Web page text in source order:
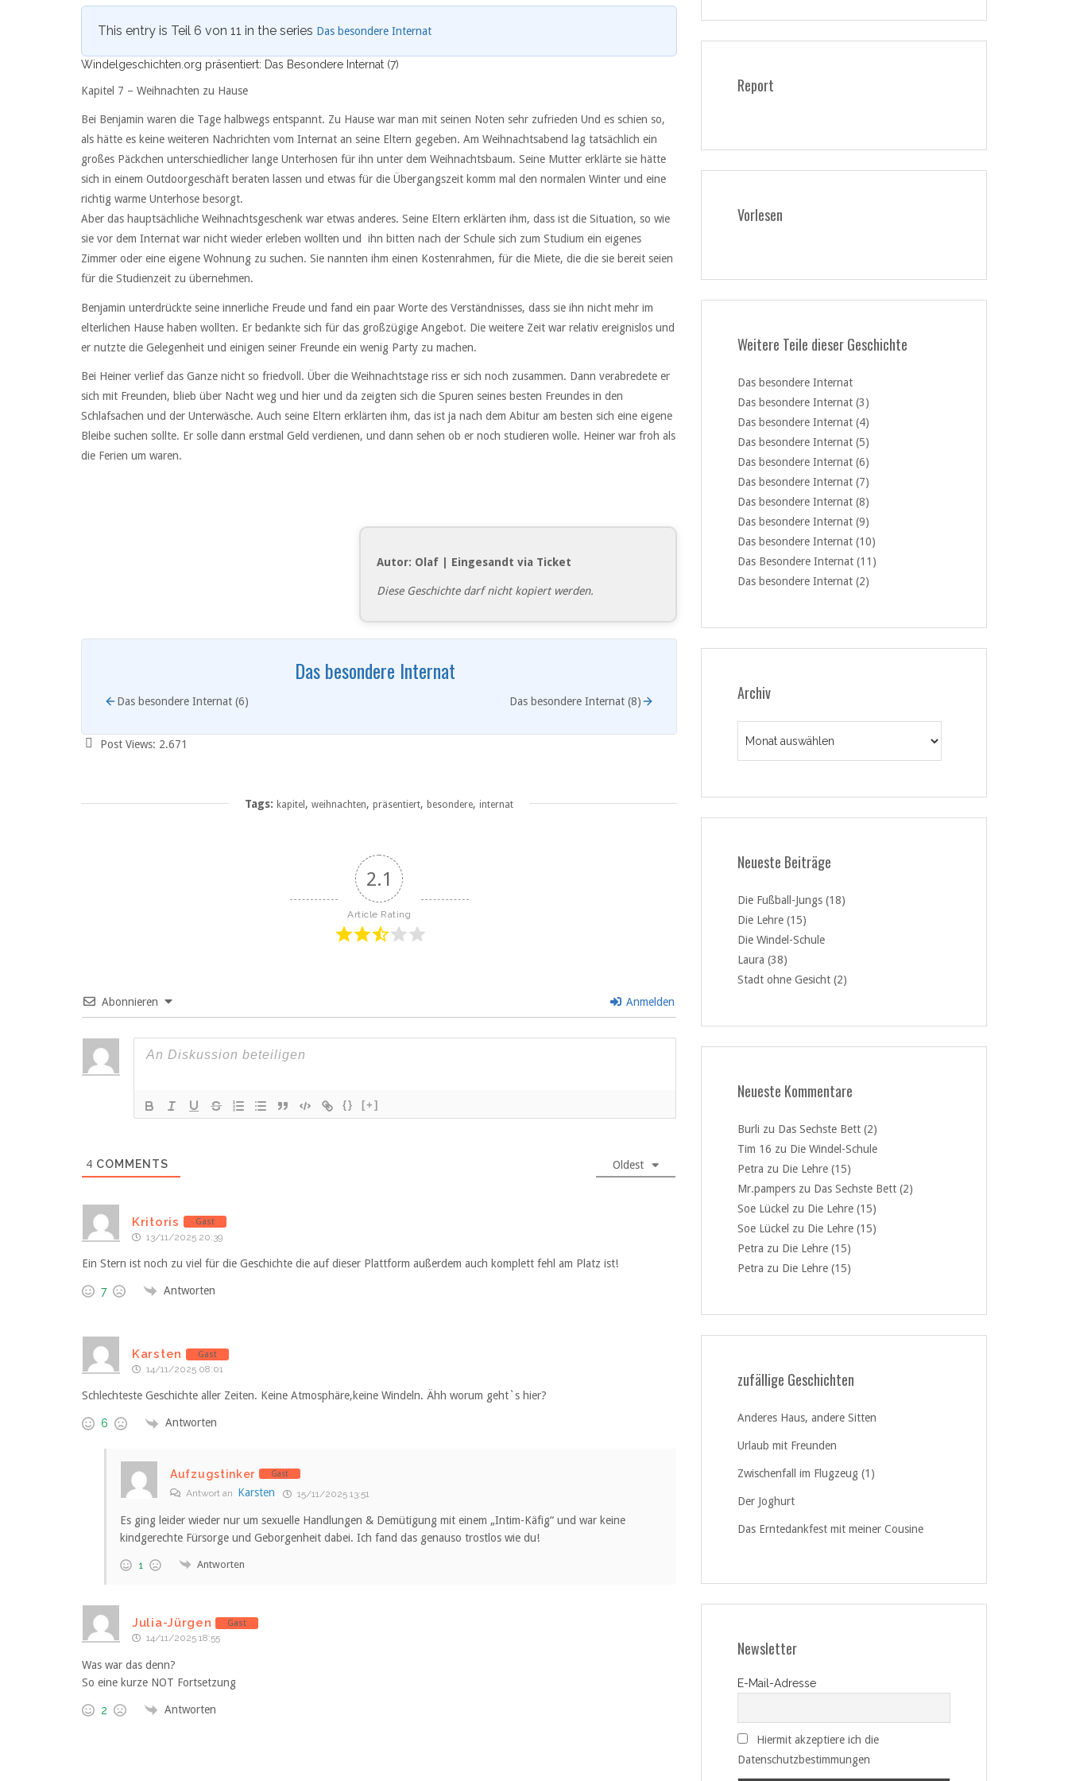
This entry is Teil 6 von 11 in the series Das besondere Internat
Windelgeschichten.org präsentiert: Das Besondere Internat (7)
Kapitel 7 – Weihnachten zu Hause
Bei Benjamin waren die Tage halbwegs entspannt. Zu Hause war man mit seinen Noten sehr zufrieden Und es schien so,
als hätte es keine weiteren Nachrichten vom Internat an seine Eltern gegeben. Am Weihnachtsabend lag tatsächlich ein
großes Päckchen unterschiedlicher lange Unterhosen für ihn unter dem Weihnachtsbaum. Seine Mutter erklärte sie hätte
sich in einem Outdoorgeschäft beraten lassen und etwas für die Übergangszeit komm mal den normalen Winter und eine
richtig warme Unterhose besorgt.
Aber das hauptsächliche Weihnachtsgeschenk war etwas anderes. Seine Eltern erklärten ihm, dass ist die Situation, so wie
sie vor dem Internat war nicht wieder erleben wollten und ihn bitten nach der Schule sich zum Studium ein eigenes
Zimmer oder eine eigene Wohnung zu suchen. Sie nannten ihm einen Kostenrahmen, für die Miete, die die sie bereit seien
für die Studienzeit zu übernehmen.
Benjamin unterdrückte seine innerliche Freude und fand ein paar Worte des Verständnisses, dass sie ihn nicht mehr im
elterlichen Hause haben wollten. Er bedankte sich für das großzügige Angebot. Die weitere Zeit war relativ ereignislos und
er nutzte die Gelegenheit und einigen seiner Freunde ein wenig Party zu machen.
Bei Heiner verlief das Ganze nicht so friedvoll. Über die Weihnachtstage riss er sich noch zusammen. Dann verabredete er
sich mit Freunden, blieb über Nacht weg und hier und da zeigten sich die Spuren seines besten Freundes in den
Schlafsachen und der Unterwäsche. Auch seine Eltern erklärten ihm, das ist ja nach dem Abitur am besten sich eine eigene
Bleibe suchen sollte. Er solle dann erstmal Geld verdienen, und dann sehen ob er noch studieren wolle. Heiner war froh als
die Ferien um waren.
Autor: Olaf | Eingesandt via Ticket
Diese Geschichte darf nicht kopiert werden.
Das besondere Internat
Das besondere Internat (6) Das besondere Internat (8)
Post Views: 2.671
Tags: kapitel , weihnachten, präsentiert, besondere, internat
2.1
Article Rating
Abonnieren Anmelden
{} [+]
4 COMMENTS Oldest
Kritoris Gast
13/11/2025 20:39
Ein Stern ist noch zu viel für die Geschichte die auf dieser Plattform außerdem auch komplett fehl am Platz ist!
7 Antworten
Karsten Gast
14/11/2025 08:01
Schlechteste Geschichte aller Zeiten. Keine Atmosphäre,keine Windeln. Ähh worum geht`s hier?
6 Antworten
Aufzugstinker Gast
Antwort an Karsten 15/11/2025 13:51
Es ging leider wieder nur um sexuelle Handlungen & Demütigung mit einem „Intim-Käfig“ und war keine
kindgerechte Fürsorge und Geborgenheit dabei. Ich fand das genauso trostlos wie du!
1 Antworten
Julia-Jürgen Gast
14/11/2025 18:55
Was war das denn?
So eine kurze NOT Fortsetzung
2 Antworten
Report
Vorlesen
Weitere Teile dieser Geschichte
Das besondere Internat
Das besondere Internat (3)
Das besondere Internat (4)
Das besondere Internat (5)
Das besondere Internat (6)
Das besondere Internat (7)
Das besondere Internat (8)
Das besondere Internat (9)
Das besondere Internat (10)
Das Besondere Internat (11)
Das besondere Internat (2)
Archiv
Neueste Beiträge
Die Fußball-Jungs (18)
Die Lehre (15)
Die Windel-Schule
Laura (38)
Stadt ohne Gesicht (2)
Neueste Kommentare
Burli zu Das Sechste Bett (2)
Tim 16 zu Die Windel-Schule
Petra zu Die Lehre (15)
Mr.pampers zu Das Sechste Bett (2)
Soe Lückel zu Die Lehre (15)
Soe Lückel zu Die Lehre (15)
Petra zu Die Lehre (15)
Petra zu Die Lehre (15)
zufällige Geschichten
Anderes Haus, andere Sitten
Urlaub mit Freunden
Zwischenfall im Flugzeug (1)
Der Joghurt
Das Erntedankfest mit meiner Cousine
Newsletter
E-Mail-Adresse
Hiermit akzeptiere ich die
Datenschutzbestimmungen